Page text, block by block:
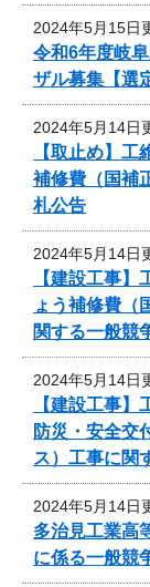
2024年5月15日
令和6年度岐
ザル募集【選
2024年5月14日
【取止め】
補修費（国補
札公告
2024年5月14日
【建設工事
ょう補修費（
関する一般競
2024年5月14日
【建設工事
防災・安全交
ス）工事に関
2024年5月14日
多治見工業高
に係る一